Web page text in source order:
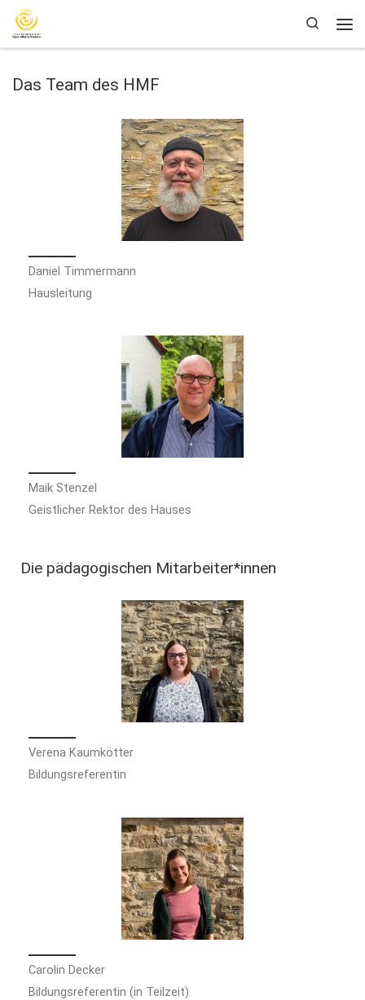
Zum Inhalt springen Search
Das Team des HMF
Daniel Timmermann
Hausleitung
Maik Stenzel
Geistlicher Rektor des Hauses
Die pädagogischen Mitarbeiter*innen
Verena Kaumkötter
Bildungsreferentin
Carolin Decker
Bildungsreferentin (in Teilzeit)